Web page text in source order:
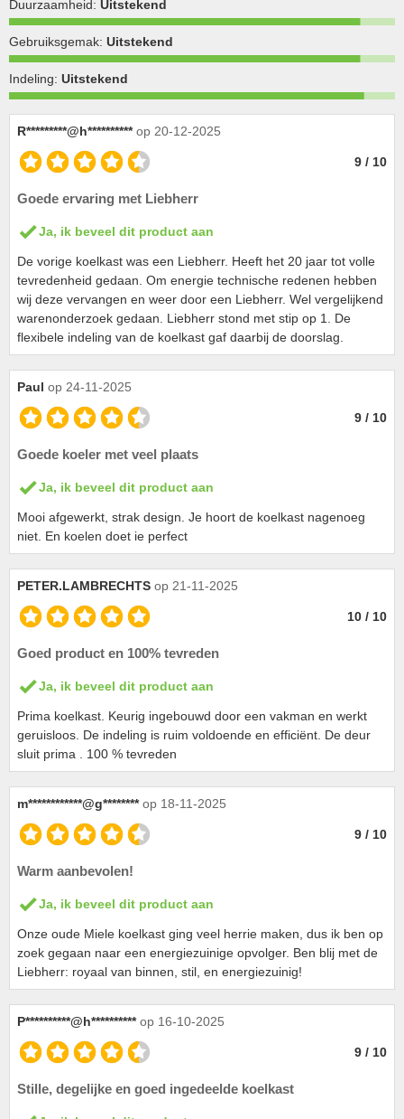
Duurzaamheid: Uitstekend
Gebruiksgemak: Uitstekend
Indeling: Uitstekend
R*********@h********** op 20-12-2025
9 / 10
Goede ervaring met Liebherr
Ja, ik beveel dit product aan
De vorige koelkast was een Liebherr. Heeft het 20 jaar tot volle
tevredenheid gedaan. Om energie technische redenen hebben
wij deze vervangen en weer door een Liebherr. Wel vergelijkend
warenonderzoek gedaan. Liebherr stond met stip op 1. De
flexibele indeling van de koelkast gaf daarbij de doorslag.
Paul op 24-11-2025
9 / 10
Goede koeler met veel plaats
Ja, ik beveel dit product aan
Mooi afgewerkt, strak design. Je hoort de koelkast nagenoeg
niet. En koelen doet ie perfect
PETER.LAMBRECHTS op 21-11-2025
10 / 10
Goed product en 100% tevreden
Ja, ik beveel dit product aan
Prima koelkast. Keurig ingebouwd door een vakman en werkt
geruisloos. De indeling is ruim voldoende en efficiënt. De deur
sluit prima . 100 % tevreden
m************@g******** op 18-11-2025
9 / 10
Warm aanbevolen!
Ja, ik beveel dit product aan
Onze oude Miele koelkast ging veel herrie maken, dus ik ben op
zoek gegaan naar een energiezuinige opvolger. Ben blij met de
Liebherr: royaal van binnen, stil, en energiezuinig!
P**********@h********** op 16-10-2025
9 / 10
Stille, degelijke en goed ingedeelde koelkast